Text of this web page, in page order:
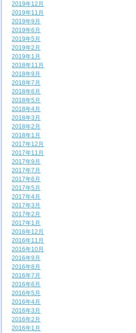
2019年12月
2019年11月
2019年9月
2019年6月
2019年5月
2019年2月
2019年1月
2018年11月
2018年9月
2018年7月
2018年6月
2018年5月
2018年4月
2018年3月
2018年2月
2018年1月
2017年12月
2017年11月
2017年9月
2017年7月
2017年6月
2017年5月
2017年4月
2017年3月
2017年2月
2017年1月
2016年12月
2016年11月
2016年10月
2016年9月
2016年8月
2016年7月
2016年6月
2016年5月
2016年4月
2016年3月
2016年2月
2016年1月